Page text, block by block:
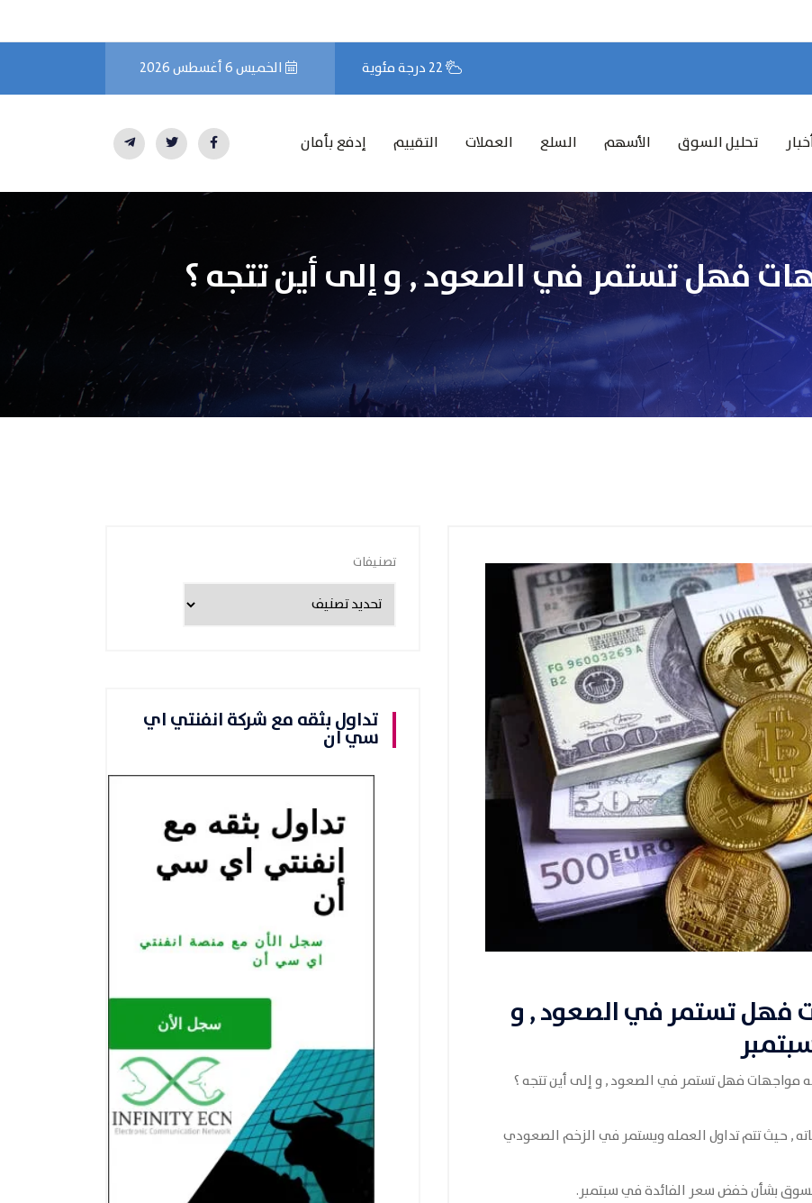
22 درجة مئوية الخميس 6 أغسطس 2026
تحليل السوق الأسهم السلع العملات التقييم إدفع بأمان
فهل تستمر في الصعود , و إلى أين تتجه ؟
فهل تستمر في الصعود , و
مواجهات فهل تستمر في الصعود , و إلى أين تتجه ؟
, حيث تتم تداول العمله ويستمر في الزخم الصعودي
تصنيفات
تداول بثقه مع شركة انفنتي اي
سي ان